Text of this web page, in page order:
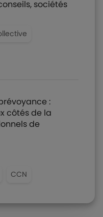
sociétés
:
côtés de la
de
CCN